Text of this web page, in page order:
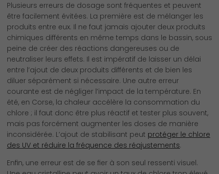
Plusieurs erreurs de dosage sont fréquentes et peuvent
être facilement évitées. La première est de mélanger les
produits entre eux. Il ne faut jamais ajouter deux produits
chimiques différents en même temps dans le bassin, sous
peine de créer des réactions dangereuses ou de
neutraliser leurs effets. Il est impératif de laisser un délai
entre l’ajout de deux produits différents et de bien les
diluer séparément si nécessaire. Une autre erreur
courante est de négliger l’impact de la température. En
été, en Corse, la chaleur accélère la consommation du
chlore ; il faut donc être plus réactif et tester plus souvent,
mais pas forcément augmenter les doses de manière
inconsidérée. L’ajout de stabilisant peut protéger le chlore
des UV et réduire la fréquence des réajustements.
Enfin, une erreur est de se fier à son seul ressenti visuel.